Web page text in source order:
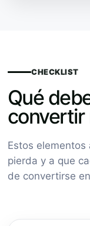
CHECKLIST
Qué
convertir
Estos
pierda y a que
de convertirse